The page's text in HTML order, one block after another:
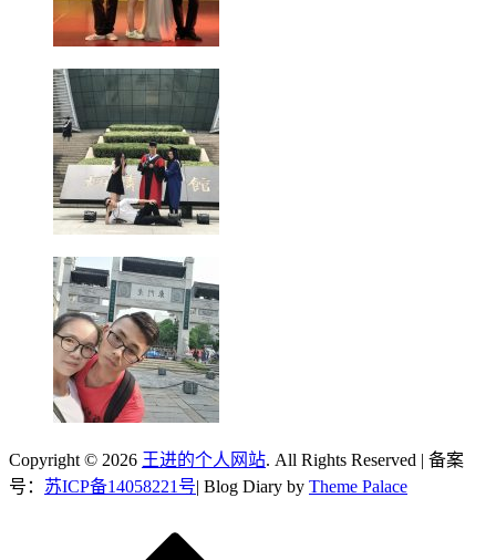
Copyright © 2026 王进的个人网站. All Rights Reserved | 备案
号： 苏ICP备14058221号| Blog Diary by Theme Palace